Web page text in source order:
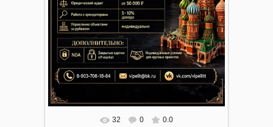
В РЕАЛЬНОМ РАЗМЕРЕ 1023X1500
32 0 0.0